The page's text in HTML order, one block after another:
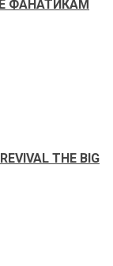
ФАНАТИКАМ
THE BIG